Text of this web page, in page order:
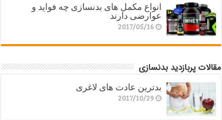
انواع مکمل های بدنسازی چه فواید و
عوارضی دارند
2017/05/16
مقالات پربازدید بدنسازی
بدترین عادت های لاغری
2017/10/29